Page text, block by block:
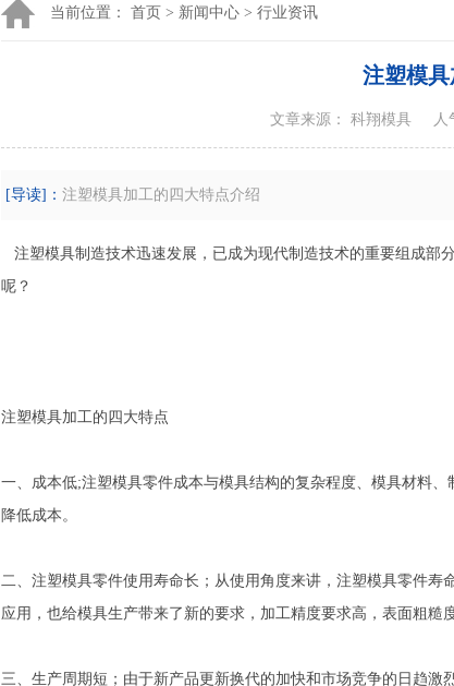
当前位置： 首页 > 新闻中心 > 行业资讯
注塑模
文章来源： 科翔模具 人
[导读]： 注塑模具加工的四大特点介绍
注塑模具制造技术迅速发展，已成为现代制造技术的重要组成部
呢？
注塑模具加工的四大特点
一、成本低;注塑模具零件成本与模具结构的复杂程度、模具材料
降低成本。
二、注塑模具零件使用寿命长；从使用角度来讲，注塑模具零件
应用，也给模具生产带来了新的要求，加工精度要求高，表面粗糙
三、生产周期短；由于新产品更新换代的加快和市场竞争的日趋